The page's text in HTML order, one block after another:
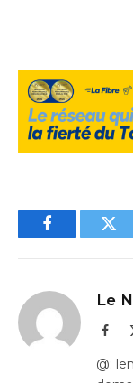
Facebook
Le
@: